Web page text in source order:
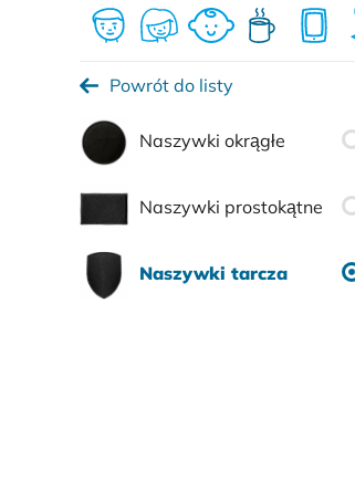
Powrót do listy
Naszywki okrągłe
Naszywki prostokątne
Naszywki tarcza